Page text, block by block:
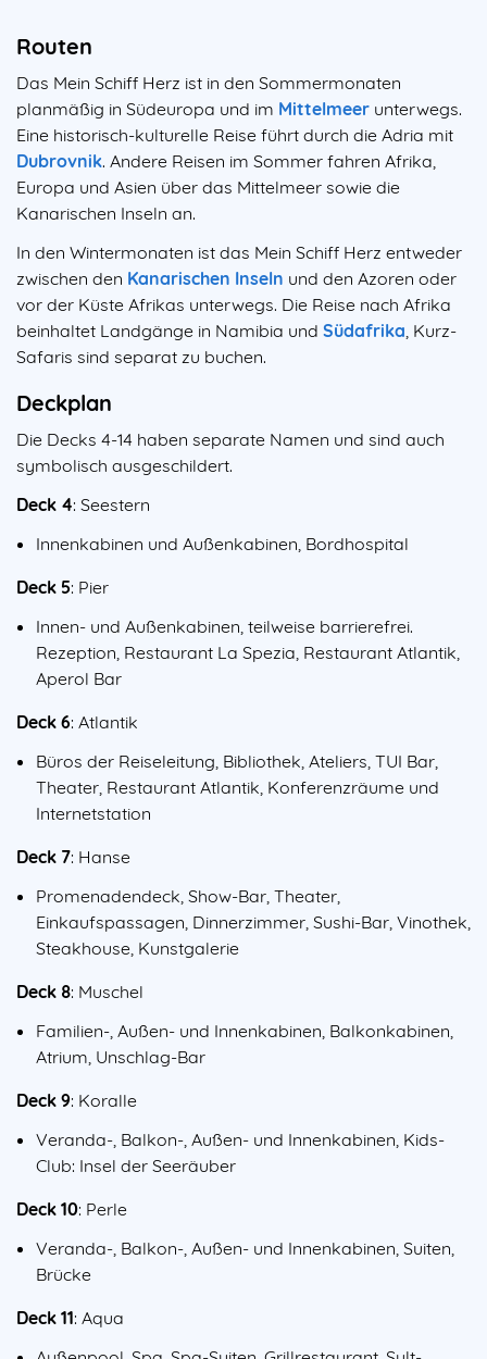
Routen
Das Mein Schiff Herz ist in den Sommermonaten
planmäßig in Südeuropa und im Mittelmeer unterwegs.
Eine historisch-kulturelle Reise führt durch die Adria mit
Dubrovnik. Andere Reisen im Sommer fahren Afrika,
Europa und Asien über das Mittelmeer sowie die
Kanarischen Inseln an.
In den Wintermonaten ist das Mein Schiff Herz entweder
zwischen den Kanarischen Inseln und den Azoren oder
vor der Küste Afrikas unterwegs. Die Reise nach Afrika
beinhaltet Landgänge in Namibia und Südafrika, Kurz-
Safaris sind separat zu buchen.
Deckplan
Die Decks 4-14 haben separate Namen und sind auch
symbolisch ausgeschildert.
Deck 4: Seestern
Innenkabinen und Außenkabinen, Bordhospital
Deck 5: Pier
Innen- und Außenkabinen, teilweise barrierefrei.
Rezeption, Restaurant La Spezia, Restaurant Atlantik,
Aperol Bar
Deck 6: Atlantik
Büros der Reiseleitung, Bibliothek, Ateliers, TUI Bar,
Theater, Restaurant Atlantik, Konferenzräume und
Internetstation
Deck 7: Hanse
Promenadendeck, Show-Bar, Theater,
Einkaufspassagen, Dinnerzimmer, Sushi-Bar, Vinothek,
Steakhouse, Kunstgalerie
Deck 8: Muschel
Familien-, Außen- und Innenkabinen, Balkonkabinen,
Atrium, Unschlag-Bar
Deck 9: Koralle
Veranda-, Balkon-, Außen- und Innenkabinen, Kids-
Club: Insel der Seeräuber
Deck 10: Perle
Veranda-, Balkon-, Außen- und Innenkabinen, Suiten,
Brücke
Deck 11: Aqua